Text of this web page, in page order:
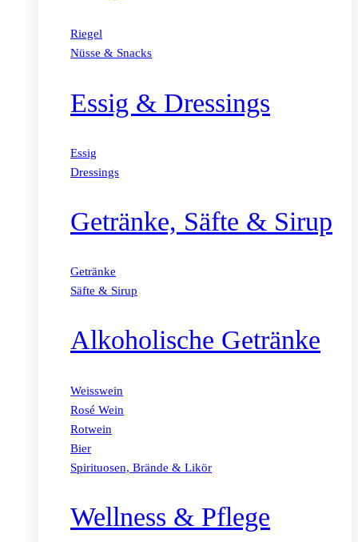
Riegel
Nüsse & Snacks
Essig & Dressings
Essig
Dressings
Getränke, Säfte & Sirup
Getränke
Säfte & Sirup
Alkoholische Getränke
Weisswein
Rosé Wein
Rotwein
Bier
Spirituosen, Brände & Likör
Wellness & Pflege